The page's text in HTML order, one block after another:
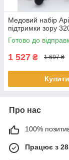
Медовий набір
підтримки зору
Готово до
1 527 ₴ 1 697 ₴
Купити
Про нас
100%
Працює з